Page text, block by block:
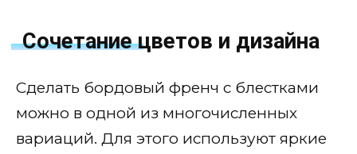
Сочетание цветов и дизайна
Сделать бордовый френч с блестками
можно в одной из многочисленных
вариаций. Для этого используют яркие